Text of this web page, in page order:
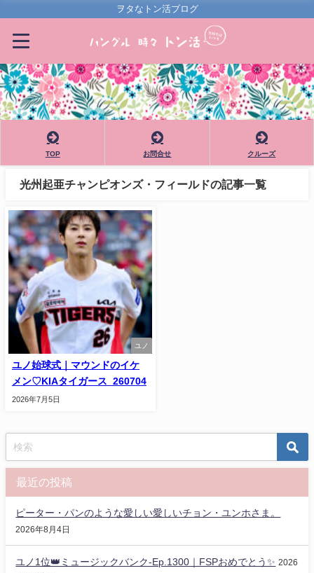
ヲタなトン活ブログ
TOP お問合せ クルーズ
光州起亜チャンピオンズ・フィールドの記事一覧
ユノ
ユノ始球式｜マウンドのイケ
メン♡KIAタイガース_260704
2026年7月5日
最近の投稿
ピーター・パンのような愛しい愛しいチョン・ユンホさま。
2026年8月4日
ユノ1位👑ミュージックバンク-Ep.1300｜FSPおめでとう✨️ 2026